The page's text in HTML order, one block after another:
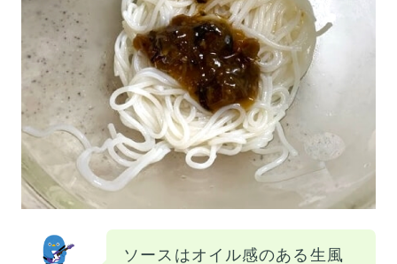
ソースはオイル感のある生風